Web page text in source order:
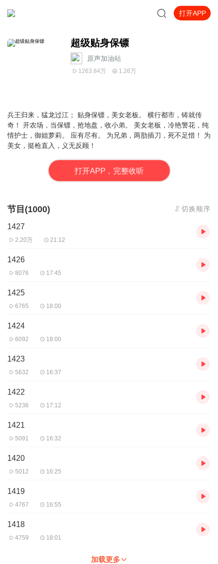
打开APP
超级贴身保镖
原声加油站
1263.84万 1.26万
兵王归来，猛龙过江； 贴身保镖，美女老板。 横行都市，铸就传
奇！ 开农场，当保镖，抢地盘，收小弟。 美女老板，冷艳警花，纯
情护士，御姐萝莉。 应有尽有。 为兄弟，两肋插刀，死不足惜！ 为
美女，挺枪直入，义无反顾！
打开APP，完整收听
节目(1000) 切换顺序
1427
2.20万 21:12
1426
8076 17:45
1425
6765 18:00
1424
6092 18:00
1423
5632 16:37
1422
5236 17:12
1421
5091 16:32
1420
5012 16:25
1419
4767 16:55
1418
4759 18:01
加载更多